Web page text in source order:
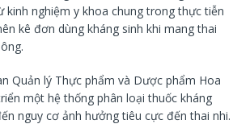
kinh nghiệm y khoa chung trong thực tiễn
kê đơn dùng kháng sinh khi mang thai
Quản lý Thực phẩm và Dược phẩm Hoa
một hệ thống phân loại thuốc kháng
nguy cơ ảnh hưởng tiêu cực đến thai nhi.